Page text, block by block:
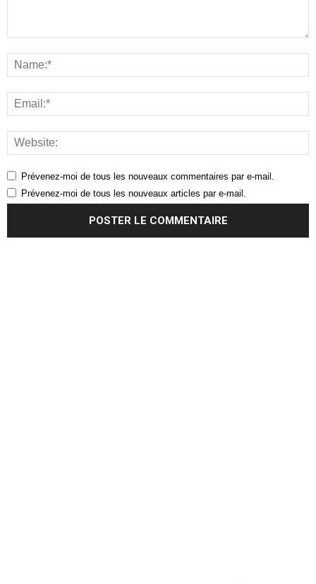
Prévenez-moi de tous les nouveaux commentaires par e-mail.
Prévenez-moi de tous les nouveaux articles par e-mail.